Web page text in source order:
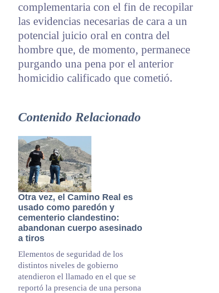
complementaria con el fin de recopilar
las evidencias necesarias de cara a un
potencial juicio oral en contra del
hombre que, de momento, permanece
purgando una pena por el anterior
homicidio calificado que cometió.
Contenido Relacionado
Otra vez, el Camino Real es
usado como paredón y
cementerio clandestino:
abandonan cuerpo asesinado
a tiros
Elementos de seguridad de los
distintos niveles de gobierno
atendieron el llamado en el que se
reportó la presencia de una persona